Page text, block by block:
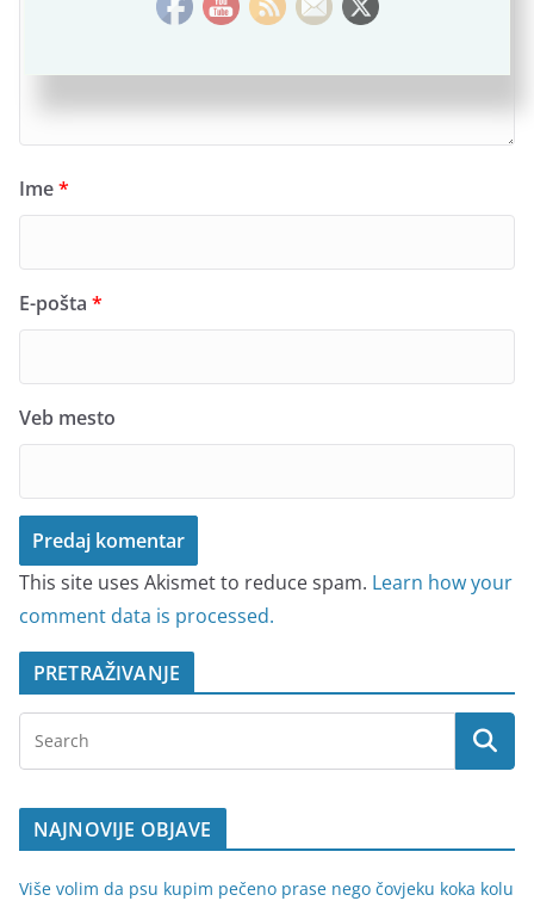
Ime*
E-pošta *
Veb mesto
This site uses Akismet to reduce spam. Learn how your
comment data is processed.
PRETRAŽIVANJE
NAJNOVIJE OBJAVE
Više volim da psu kupim pečeno prase nego čovjeku koka kolu